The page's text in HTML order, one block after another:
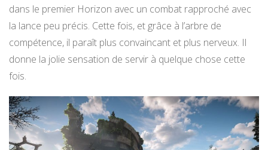
dans le premier Horizon avec un combat rapproché avec
la lance peu précis. Cette fois, et grâce à l’arbre de
compétence, il paraît plus convaincant et plus nerveux. Il
donne la jolie sensation de servir à quelque chose cette
fois.